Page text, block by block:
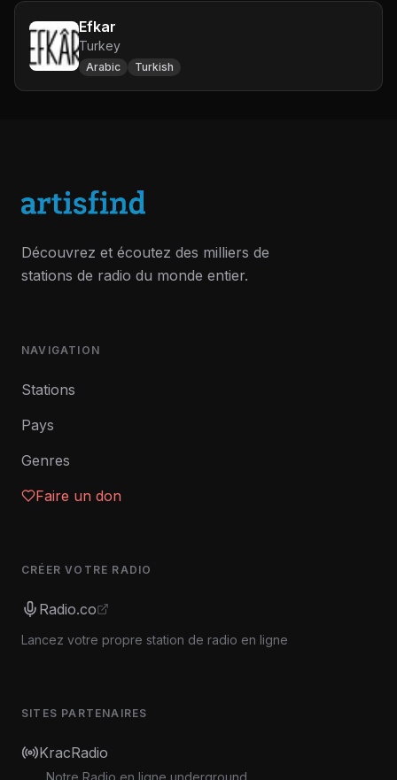
Efkar
Turkey
Arabic Turkish
Découvrez et écoutez des milliers de
stations de radio du monde entier.
NAVIGATION
Stations
Pays
Genres
Faire un don
CRÉER VOTRE RADIO
Radio.co
Lancez votre propre station de radio en ligne
SITES PARTENAIRES
KracRadio